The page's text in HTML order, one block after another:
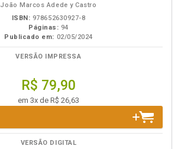
João Marcos Adede y Castro
ISBN: 978652630927-8
Páginas: 94
Publicado em: 02/05/2024
VERSÃO IMPRESSA
R$ 79,90
em 3x de R$ 26,63
VERSÃO DIGITAL